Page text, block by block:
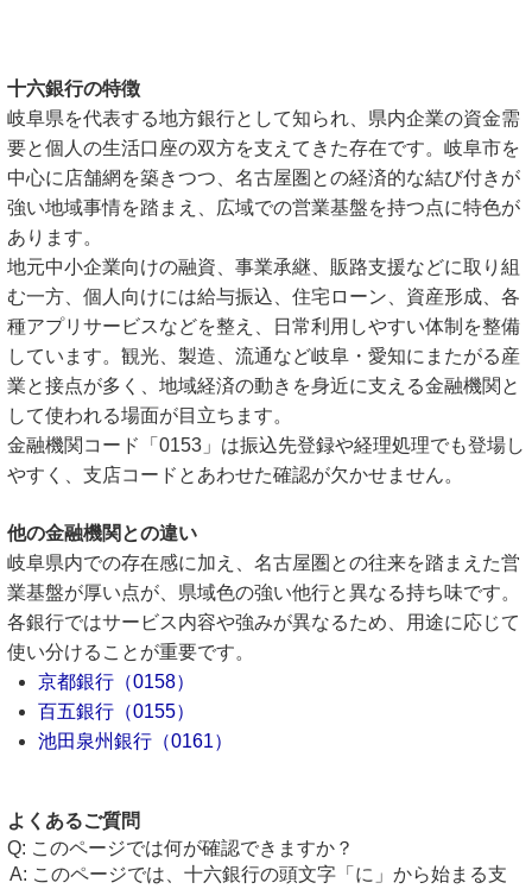
十六銀行の特徴
岐阜県を代表する地方銀行として知られ、県内企業の資金需
要と個人の生活口座の双方を支えてきた存在です。岐阜市を
中心に店舗網を築きつつ、名古屋圏との経済的な結び付きが
強い地域事情を踏まえ、広域での営業基盤を持つ点に特色が
あります。
地元中小企業向けの融資、事業承継、販路支援などに取り組
む一方、個人向けには給与振込、住宅ローン、資産形成、各
種アプリサービスなどを整え、日常利用しやすい体制を整備
しています。観光、製造、流通など岐阜・愛知にまたがる産
業と接点が多く、地域経済の動きを身近に支える金融機関と
して使われる場面が目立ちます。
金融機関コード「0153」は振込先登録や経理処理でも登場し
やすく、支店コードとあわせた確認が欠かせません。
他の金融機関との違い
岐阜県内での存在感に加え、名古屋圏との往来を踏まえた営
業基盤が厚い点が、県域色の強い他行と異なる持ち味です。
各銀行ではサービス内容や強みが異なるため、用途に応じて
使い分けることが重要です。
京都銀行（0158）
百五銀行（0155）
池田泉州銀行（0161）
よくあるご質問
このページでは何が確認できますか？
このページでは、十六銀行の頭文字「に」から始まる支